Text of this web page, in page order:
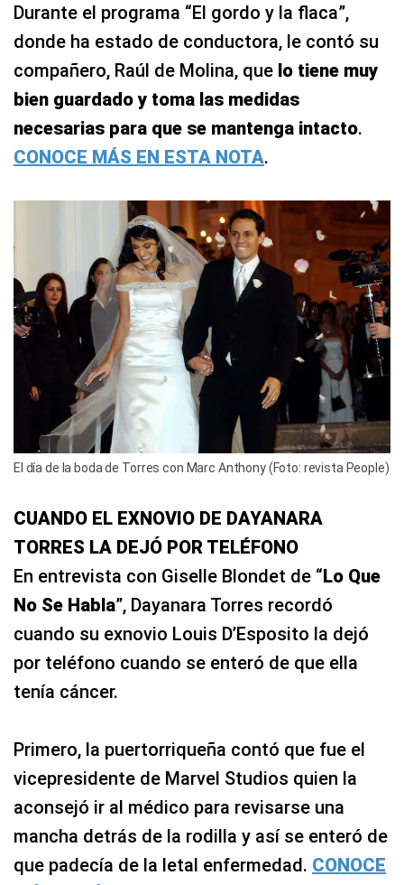
Durante el programa “El gordo y la flaca”,
donde ha estado de conductora, le contó su
compañero, Raúl de Molina, que lo tiene muy
bien guardado y toma las medidas
necesarias para que se mantenga intacto.
CONOCE MÁS EN ESTA NOTA.
El día de la boda de Torres con Marc Anthony (Foto: revista People)
CUANDO EL EXNOVIO DE DAYANARA
TORRES LA DEJÓ POR TELÉFONO
En entrevista con Giselle Blondet de “Lo Que
No Se Habla”, Dayanara Torres recordó
cuando su exnovio Louis D’Esposito la dejó
por teléfono cuando se enteró de que ella
tenía cáncer.
Primero, la puertorriqueña contó que fue el
vicepresidente de Marvel Studios quien la
aconsejó ir al médico para revisarse una
mancha detrás de la rodilla y así se enteró de
que padecía de la letal enfermedad. CONOCE